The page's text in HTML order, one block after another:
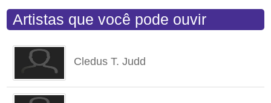
Artistas que você pode ouvir
Cledus T. Judd